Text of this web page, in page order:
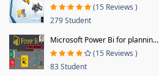
(15 Reviews )
279 Student
Microsoft Power Bi for plannin...
(15 Reviews )
83 Student